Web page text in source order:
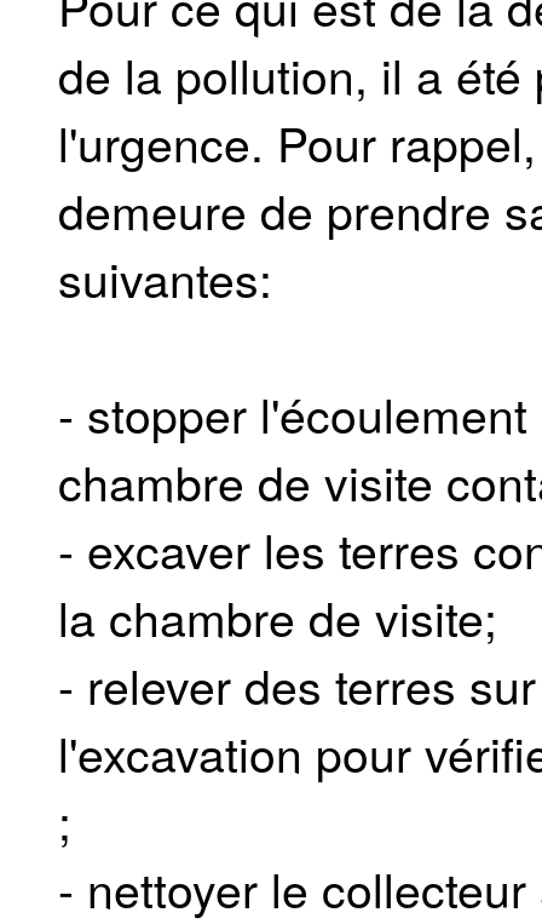
de la pollution, il a
l'urgence. Pour
demeure de prendre
suivantes:
- stopper
chambre de visite
- excaver les terres
la chambre de visite;
- relever des terres
l'excavation pour
;
- nettoyer le